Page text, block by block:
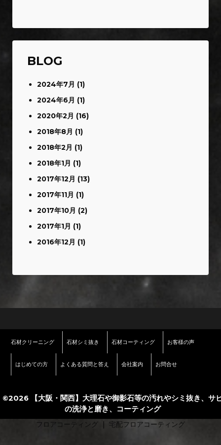
BLOG
2024年7月 (1)
2024年6月 (1)
2020年2月 (16)
2018年8月 (1)
2018年2月 (1)
2018年1月 (1)
2017年12月 (13)
2017年11月 (1)
2017年10月 (2)
2017年1月 (1)
2016年12月 (1)
石材クリーニング 石材シミ抜き 石材コーティング お客様の声
はじめての方 よくある質問と答え 会社案内 お問合せ
©2026 【大阪・関西】大理石や御影石等の汚れやシミ抜き、サ
の洗浄と磨き、コーティング
フロアコーティング
｜ 宅配フロアコーティング